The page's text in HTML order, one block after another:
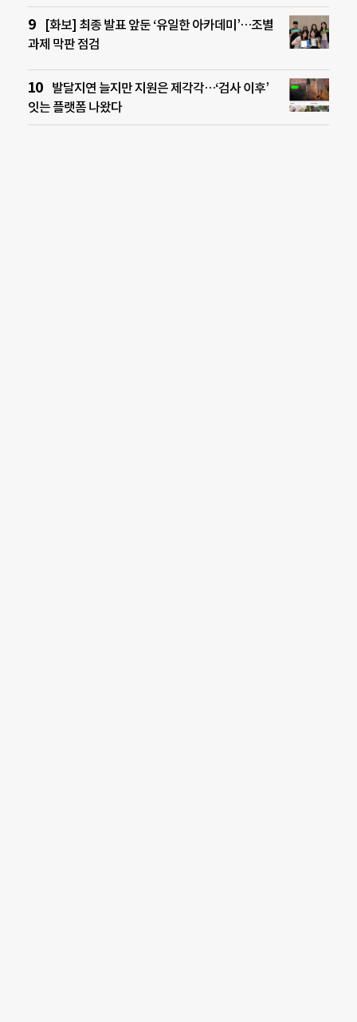
[화보] 최종 발표 앞둔 ‘유일한 아카데미’…조별
과제 막판 점검
발달지연 늘지만 지원은 제각각…‘검사 이후’
잇는 플랫폼 나왔다